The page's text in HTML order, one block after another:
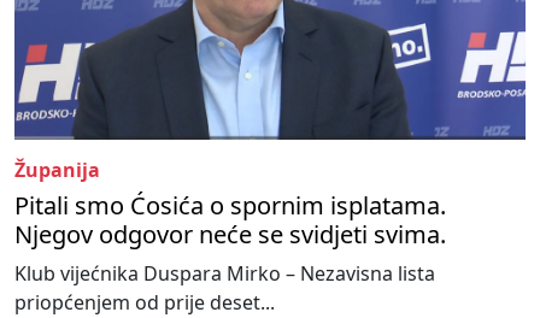
Županija
Pitali smo Ćosića o spornim isplatama.
Njegov odgovor neće se svidjeti svima.
Klub vijećnika Duspara Mirko – Nezavisna lista
priopćenjem od prije deset...